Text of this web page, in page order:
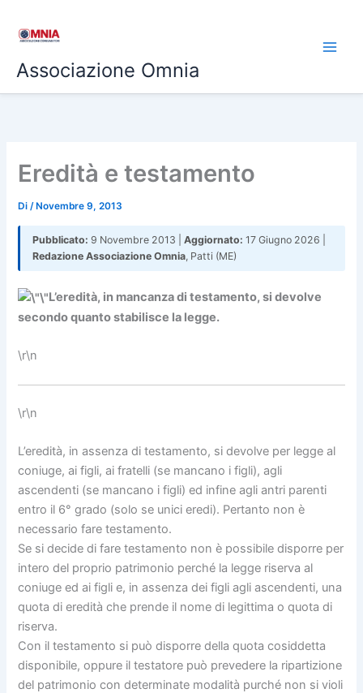
Associazione Omnia
Eredità e testamento
Di/ Novembre 9, 2013
Pubblicato: 9 Novembre 2013 |Aggiornato: 17 Giugno 2026 |
Redazione Associazione Omnia, Patti (ME)
L’eredità, in mancanza di testamento, si devolve
secondo quanto stabilisce la legge.
\r\n
\r\n
L’eredità, in assenza di testamento, si devolve per legge al
coniuge, ai figli, ai fratelli (se mancano i figli), agli
ascendenti (se mancano i figli) ed infine agli antri parenti
entro il 6° grado (solo se unici eredi). Pertanto non è
necessario fare testamento.
Se si decide di fare testamento non è possibile disporre per
intero del proprio patrimonio perché la legge riserva al
coniuge ed ai figli e, in assenza dei figli agli ascendenti, una
quota di eredità che prende il nome di legittima o quota di
riserva.
Con il testamento si può disporre della quota cosiddetta
disponibile, oppure il testatore può prevedere la ripartizione
del patrimonio con determinate modalità purché non si violi